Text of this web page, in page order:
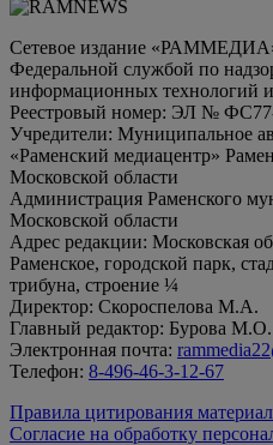
Сетевое издание «РАММЕДИА»
Федеральной службой по
информационных технологий
Реестровый номер: ЭЛ №
Учредители: Муниципальное
«Раменский медиацентр»
Московской области
Администрация Раменского
Московской области
Адрес редакции: Московская
Раменское, городской парк,
трибуна, строение ¼
Директор: Скороспелова М.А.
Главный редактор: Бурова М.О.
Электронная почта:
Телефон: 8-496-46-3-12-67
Правила цитирования
Согласие на обработку